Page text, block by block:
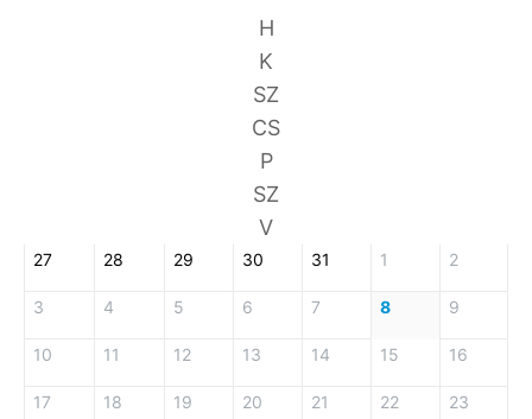
H
K
SZ
CS
P
SZ
V
27 28 29 30 31 1 2
3 4 5 6 7 8 9
10 11 12 13 14 15 16
17 18 19 20 21 22 23